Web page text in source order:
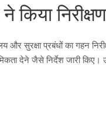
निरीक्षण
सुरक्षा प्रबंधों का गहन
देने जैसे निर्देश जारी किए।